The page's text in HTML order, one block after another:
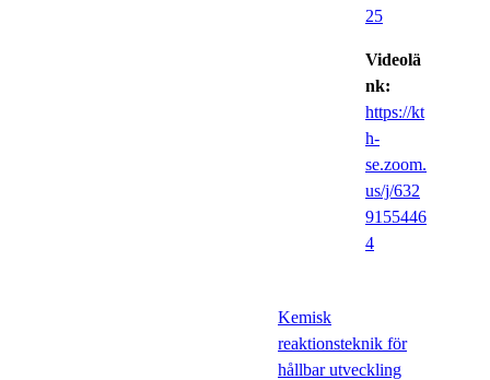
25
Videolä
nk:
https://kt
h-
se.zoom.
us/j/632
9155446
4
Kemisk
reaktionsteknik för
hållbar utveckling